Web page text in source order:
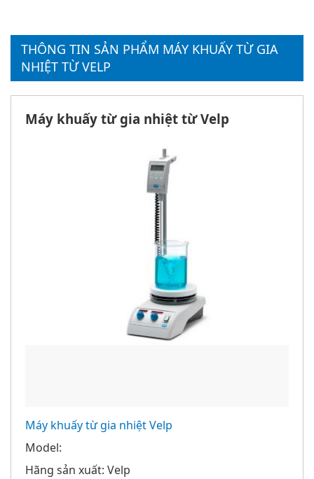
THÔNG TIN SẢN PHẨM MÁY KHUẤY TỪ GIA
NHIỆT TỪ VELP
Máy khuấy từ gia nhiệt từ Velp
Máy khuấy từ gia nhiệt Velp
Model:
Hãng sản xuất: Velp